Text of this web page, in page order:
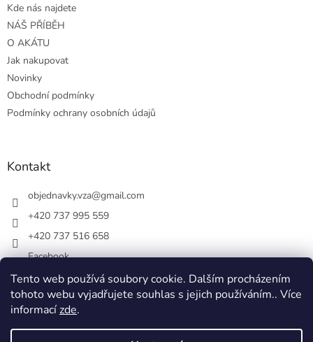
Tento web používá soubory cookie. Dalším procházením
tohoto webu vyjadřujete souhlas s jejich používáním.. Více
informacízde.
Kde nás najdete
NÁŠ PŘÍBĚH
O AKÁTU
Jak nakupovat
Novinky
Obchodní podmínky
Podmínky ochrany osobních údajů
Kontakt
objednavky.vza@gmail.com
+420 737 995 559
+420 737 516 658
Facebook
vsezakatu/
+420 737 516 658